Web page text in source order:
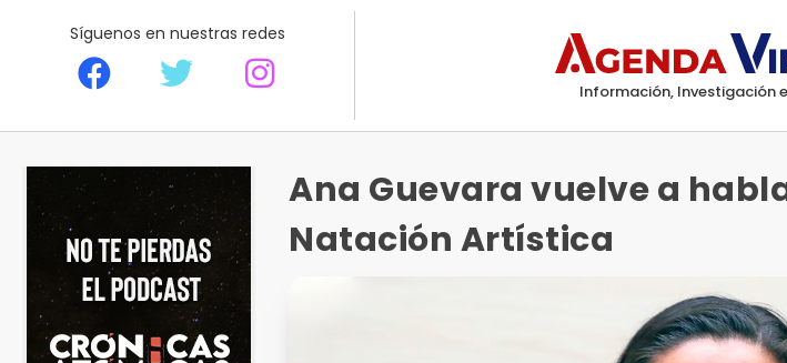
Síguenos en nuestras redes
Información, Investigación
Ana Guevara vuelve a
Natación Artística